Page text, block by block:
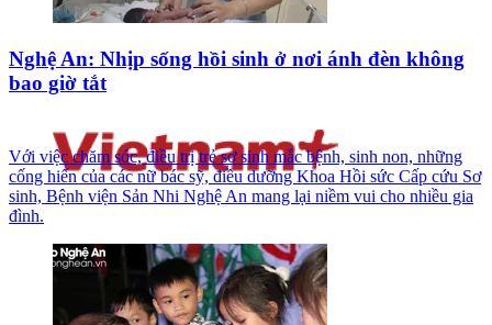
Nghệ An: Nhịp sống hồi sinh ở nơi ánh đèn không
bao giờ tắt
Với việc chăm sóc, điều trị trẻ sơ sinh mắc bệnh, sinh non, những
cống hiến của các nữ bác sỹ, điều dưỡng Khoa Hồi sức Cấp cứu Sơ
sinh, Bệnh viện Sản Nhi Nghệ An mang lại niềm vui cho nhiều gia
đình.